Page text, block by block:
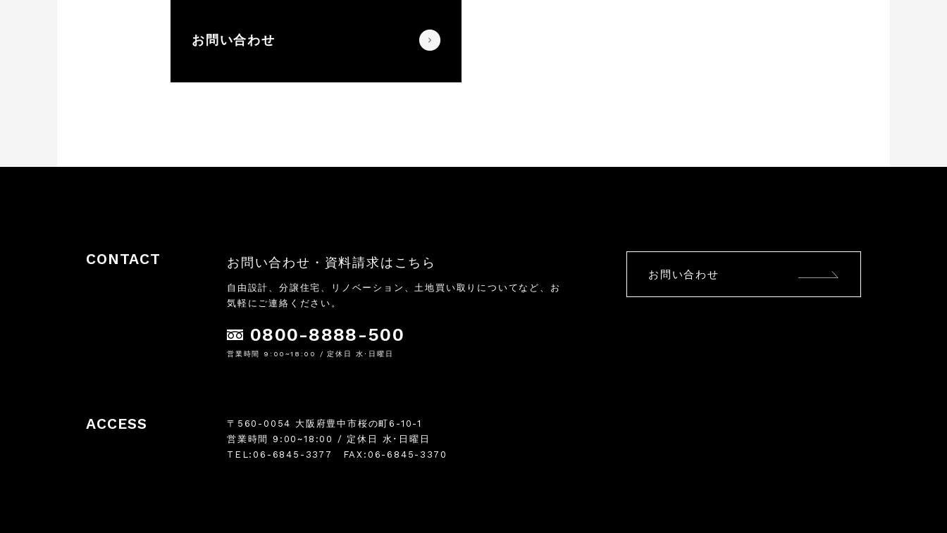
お問い合わせ
CONTACT お問い合わせ・資料請求はこちら
自由設計、分譲住宅、リノベーション、土地買い取りについてなど、お
気軽にご連絡ください。
0800-8888-500
営業時間 9:00~18:00 / 定休日 水･日曜日
お問い合わせ
ACCESS
〒560-0054 大阪府豊中市桜の町6-10-1
営業時間 9:00~18:00 / 定休日 水･日曜日
TEL:06-6845-3377 FAX:06-6845-3370